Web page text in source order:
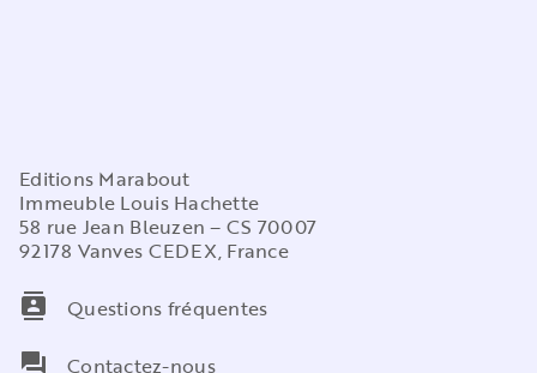
Editions Marabout
Immeuble Louis Hachette
58 rue Jean Bleuzen – CS 70007
92178 Vanves CEDEX, France
contacts
Questions fréquentes
question_answer
Contactez-nous